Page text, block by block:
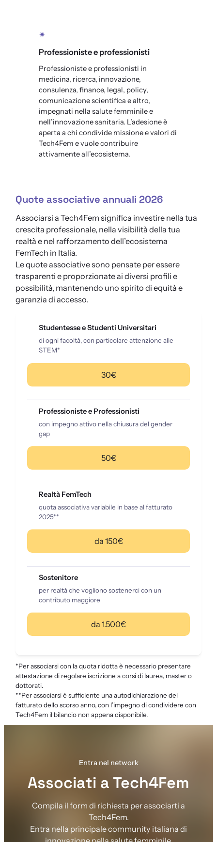
✴
Professioniste e professionisti
Professioniste e professionisti in
medicina, ricerca, innovazione,
consulenza, finance, legal, policy,
comunicazione scientifica e altro,
impegnati nella salute femminile e
nell’innovazione sanitaria. L’adesione è
aperta a chi condivide missione e valori di
Tech4Fem e vuole contribuire
attivamente all’ecosistema.
Quote associative annuali 2026
Associarsi a Tech4Fem significa investire nella tua
crescita professionale, nella visibilità della tua
realtà e nel rafforzamento dell’ecosistema
FemTech in Italia.
Le quote associative sono pensate per essere
trasparenti e proporzionate ai diversi profili e
possibilità, mantenendo uno spirito di equità e
garanzia di accesso.
Studentesse e Studenti Universitari
di ogni facoltà, con particolare attenzione alle
STEM*
30€
Professioniste e Professionisti
con impegno attivo nella chiusura del gender
gap
50€
Realtà FemTech
quota associativa variabile in base al fatturato
2025**
da 150€
Sostenitore
per realtà che vogliono sostenerci con un
contributo maggiore
da 1.500€
*Per associarsi con la quota ridotta è necessario presentare
attestazione di regolare iscrizione a corsi di laurea, master o
dottorati.
**Per associarsi è sufficiente una autodichiarazione del
fatturato dello scorso anno, con l’impegno di condividere con
Tech4Fem il bilancio non appena disponibile.
Entra nel network
Associati a Tech4Fem
Compila il form di richiesta per associarti a
Tech4Fem.
Entra nella principale community italiana di